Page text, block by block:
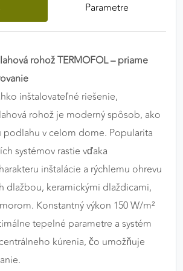
Parametre
rohož TERMOFOL – priame
inštalovateľné riešenie,
rohož je moderný spôsob, ako
v celom dome. Popularita
systémov rastie vďaka
inštalácie a rýchlemu ohrevu
dlažbou, keramickými dlaždicami,
Konstantný výkon 150 W/m²
tepelné parametre a systém
kúrenia, čo umožňuje
našich stránok.
Google
COOKIES
cookies sa používajú na sledovanie
naprieč webovými
nám a našim partnerom
a relevantnú reklamu, a to na
v reklamných sieťach tretích strán.
Google